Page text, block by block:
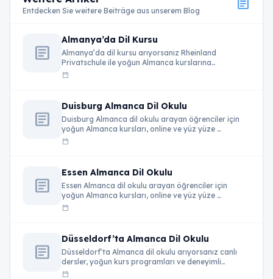
Entdecken Sie weitere Beiträge aus unserem Blog article
article
Almanya’da Dil Kursu
Almanya’da dil kursu arıyorsanız Rheinland
Privatschule ile yoğun Almanca kurslarına
katılabilirsiniz. Online ve yüz …
calendar_today
article
Duisburg Almanca Dil Okulu
Duisburg Almanca dil okulu arayan öğrenciler için
yoğun Almanca kursları, online ve yüz yüze …
calendar_today
article
Essen Almanca Dil Okulu
Essen Almanca dil okulu arayan öğrenciler için
yoğun Almanca kursları, online ve yüz yüze …
calendar_today
article
Düsseldorf’ta Almanca Dil Okulu
Düsseldorf’ta Almanca dil okulu arıyorsanız canlı
dersler, yoğun kurs programları ve deneyimli
eğitmenlerle Almanca …
calendar_today